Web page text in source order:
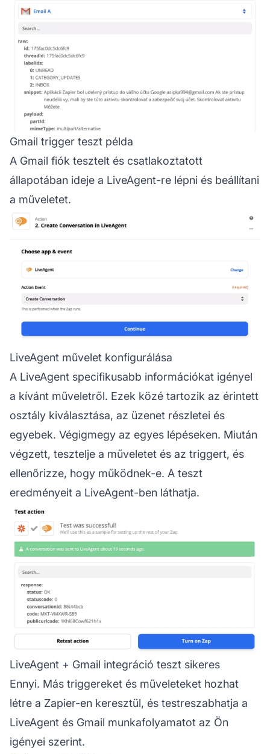
Gmail trigger teszt példa
A Gmail fiók tesztelt és csatlakoztatott
állapotában ideje a LiveAgent-re lépni és beállítani
a műveletet.
LiveAgent művelet konfigurálása
A LiveAgent specifikusabb információkat igényel
a kívánt műveletről. Ezek közé tartozik az érintett
osztály kiválasztása, az üzenet részletei és
egyebek. Végigmegy az egyes lépéseken. Miután
végzett, tesztelje a műveletet és az triggert, és
ellenőrizze, hogy működnek-e. A teszt
eredményeit a LiveAgent-ben láthatja.
LiveAgent + Gmail integráció teszt sikeres
Ennyi. Más triggereket és műveleteket hozhat
létre a Zapier-en keresztül, és testreszabhatja a
LiveAgent és Gmail munkafolyamatot az Ön
igényei szerint.